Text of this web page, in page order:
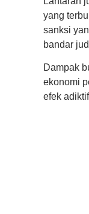
yang
sanksi
bandar
Dampak
ekonomi
efek